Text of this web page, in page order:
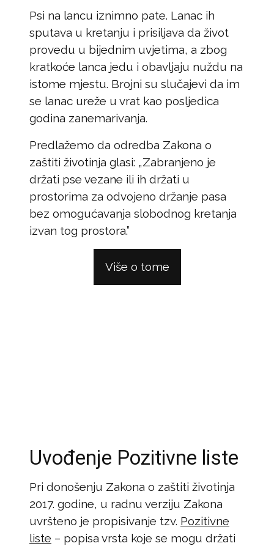
Psi na lancu iznimno pate. Lanac ih
sputava u kretanju i prisiljava da život
provedu u bijednim uvjetima, a zbog
kratkoće lanca jedu i obavljaju nuždu na
istome mjestu. Brojni su slučajevi da im
se lanac ureže u vrat kao posljedica
godina zanemarivanja.
Predlažemo da odredba Zakona o
zaštiti životinja glasi: „Zabranjeno je
držati pse vezane ili ih držati u
prostorima za odvojeno držanje pasa
bez omogućavanja slobodnog kretanja
izvan tog prostora.”
Više o tome
Uvođenje Pozitivne liste
Pri donošenju Zakona o zaštiti životinja
2017. godine, u radnu verziju Zakona
uvršteno je propisivanje tzv. Pozitivne
liste – popisa vrsta koje se mogu držati